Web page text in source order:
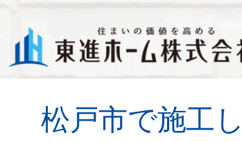
松戸市で施工